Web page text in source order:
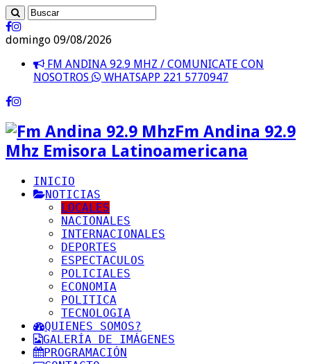
domingo 09/08/2026
FM ANDINA 92.9 MHZ / COMUNICATE CON
NOSOTROS
WHATSAPP 221 5770947
Fm Andina 92.9
Mhz Emisora Latinoamericana
INICIO
NOTICIAS
LOCALES
NACIONALES
INTERNACIONALES
DEPORTES
ESPECTACULOS
POLICIALES
ECONOMIA
POLITICA
TECNOLOGIA
QUIENES SOMOS?
GALERÍA DE IMÁGENES
PROGRAMACIÓN